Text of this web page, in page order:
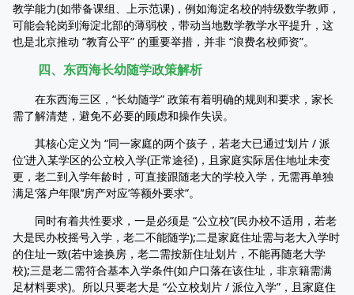
教学能力(如带备课组、上示范课)，例如海淀名校的特级数学教师，
可能会轮岗到海淀北部的薄弱校，带动当地数学教学水平提升，这
也是北京推动 “教育公平” 的重要举措，并非 “浪费名校师资”。
四、东西海长幼随学政策解析
在东西海三区，“长幼随学” 政策有着明确的规则和要求，家长
需了解清楚，避免不必要的顾虑和操作失误。
其核心定义为 “同一家庭的两个孩子，若老大已通过‘划片 / 派
位’进入某学区的公立校入学(正常途径)，且家庭实际居住地址未变
更，老二到入学年龄时，可直接跟随老大的学校入学，无需再单独
满足‘落户年限’‘房产对应’等额外要求”。
同时有着共性要求，一是必须是 “公立校”(民办校不适用，若老
大是民办校摇号入学，老二不能随学);二是家庭住址需与老大入学时
的住址一致(若中途换房，老二需按新住址划片，不能再随老大学
校);三是老二需符合基本入学条件(如户口落在该住址，非京籍需满
足材料要求)。所以只要老大是 “公立校划片 / 派位入学”，且家庭住